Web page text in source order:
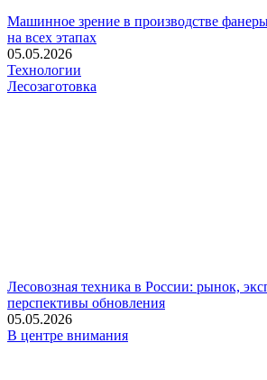
Машинное зрение в производстве
на всех этапах
05.05.2026
Технологии
Лесозаготовка
Лесовозная техника в России: рынок,
перспективы обновления
05.05.2026
В центре внимания